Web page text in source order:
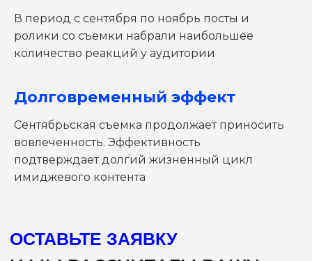
В период с сентября по ноябрь посты и
ролики со съемки набрали наибольшее
количество реакций у аудитории
Долговременный эффект
Сентябрьская съемка продолжает приносить
вовлеченность. Эффективность
подтверждает долгий жизненный цикл
имиджевого контента